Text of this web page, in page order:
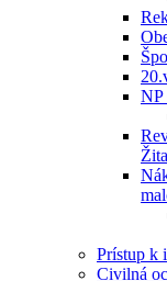
NP
Prístup k
Civilná